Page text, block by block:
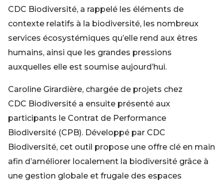
CDC Biodiversité, a rappelé les éléments de
contexte relatifs à la biodiversité, les nombreux
services écosystémiques qu’elle rend aux êtres
humains, ainsi que les grandes pressions
auxquelles elle est soumise aujourd’hui.
Caroline Girardière, chargée de projets chez
CDC Biodiversité a ensuite présenté aux
participants le Contrat de Performance
Biodiversité (CPB). Développé par CDC
Biodiversité, cet outil propose une offre clé en main
afin d’améliorer localement la biodiversité grâce à
une gestion globale et frugale des espaces